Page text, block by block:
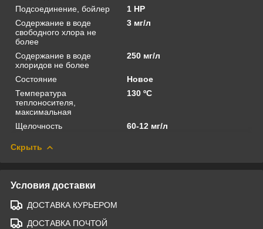
Подсоединение, бойлер
1 НР
Содержание в воде
свободного хлора не
более
3 мг/л
Содержание в воде
хлоридов не более
250 мг/л
Состояние
Новое
Температура
теплоносителя,
максимальная
130 ºС
Щелочность 60-12 мг/л
Скрыть
Условия доставки
ДОСТАВКА КУРЬЕРОМ
ДОСТАВКА ПОЧТОЙ